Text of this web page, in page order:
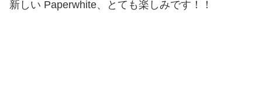
新しい Paperwhite、とても楽しみです！！